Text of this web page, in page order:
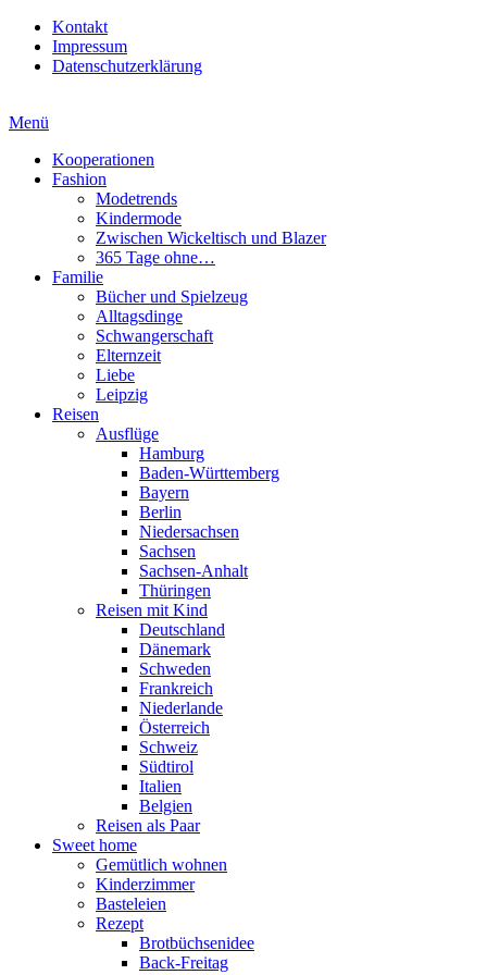
Kontakt
Impressum
Datenschutzerklärung
Menü
Kooperationen
Fashion
Modetrends
Kindermode
Zwischen Wickeltisch und Blazer
365 Tage ohne…
Familie
Bücher und Spielzeug
Alltagsdinge
Schwangerschaft
Elternzeit
Liebe
Leipzig
Reisen
Ausflüge
Hamburg
Baden-Württemberg
Bayern
Berlin
Niedersachsen
Sachsen
Sachsen-Anhalt
Thüringen
Reisen mit Kind
Deutschland
Dänemark
Schweden
Frankreich
Niederlande
Österreich
Schweiz
Südtirol
Italien
Belgien
Reisen als Paar
Sweet home
Gemütlich wohnen
Kinderzimmer
Basteleien
Rezept
Brotbüchsenidee
Back-Freitag